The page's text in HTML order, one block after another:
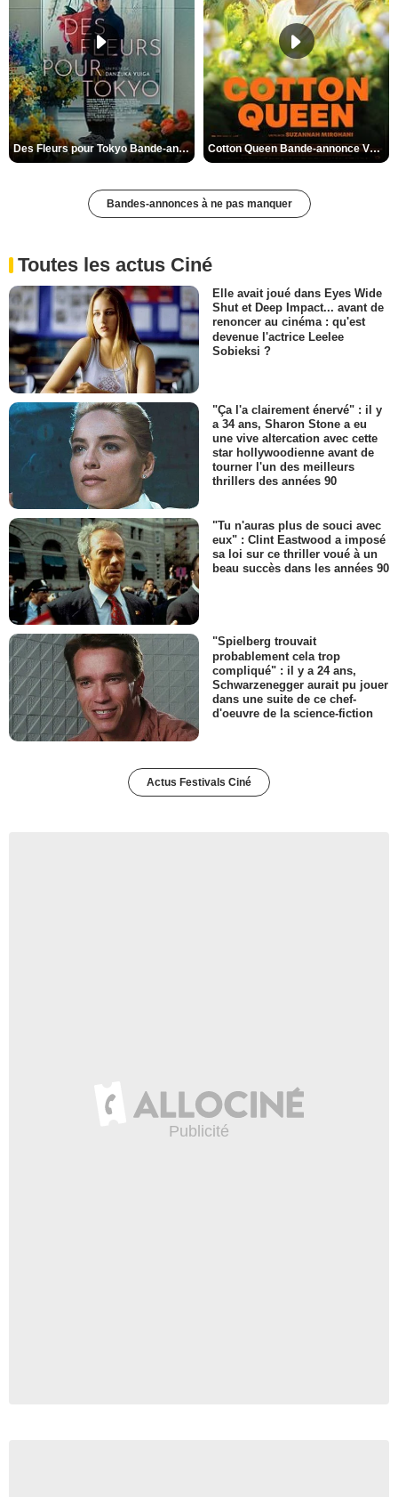
Des Fleurs pour Tokyo Bande-annonce VO STFR Cotton Queen Bande-annonce VO STFR
Bandes-annonces à ne pas manquer
Toutes les actus Ciné
Elle avait joué dans Eyes Wide
Shut et Deep Impact... avant de
renoncer au cinéma : qu'est
devenue l'actrice Leelee
Sobieksi ?
"Ça l'a clairement énervé" : il y
a 34 ans, Sharon Stone a eu
une vive altercation avec cette
star hollywoodienne avant de
tourner l'un des meilleurs
thrillers des années 90
"Tu n'auras plus de souci avec
eux" : Clint Eastwood a imposé
sa loi sur ce thriller voué à un
beau succès dans les années 90
"Spielberg trouvait
probablement cela trop
compliqué" : il y a 24 ans,
Schwarzenegger aurait pu jouer
dans une suite de ce chef-
d'oeuvre de la science-fiction
Actus Festivals Ciné